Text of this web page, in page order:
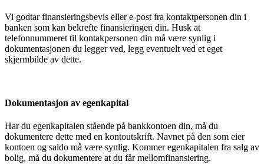
Vi godtar finansieringsbevis eller e-post fra kontaktpersonen din i
banken som kan bekrefte finansieringen din. Husk at
telefonnummeret til kontakpersonen din må være synlig i
dokumentasjonen du legger ved, legg eventuelt ved et eget
skjermbilde av dette.
Dokumentasjon av egenkapital
Har du egenkapitalen stående på bankkontoen din, må du
dokumentere dette med en kontoutskrift. Navnet på den som eier
kontoen og saldo må være synlig. Kommer egenkapitalen fra salg av
bolig, må du dokumentere at du får mellomfinansiering.